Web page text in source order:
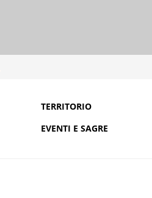
TERRITORIO
EVENTI E SAGRE